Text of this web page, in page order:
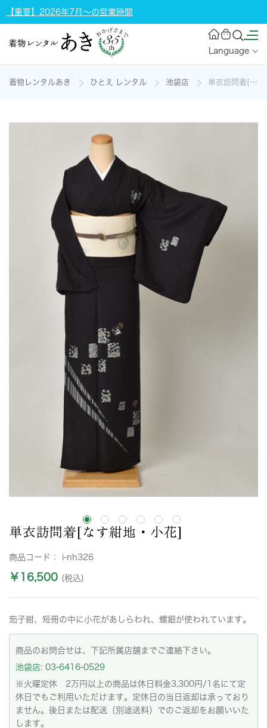
【重要】2026年7月～の営業時間
Language
着物レンタルあき ひとえ レンタル 池袋店 単衣訪問着[なす紺地・小花]の着物レンタル
単衣訪問着[なす紺地・小花]
商品コード： i-nh326
￥16,500 (税込)
茄子紺、短冊の中に小花があしらわれ、螺鈿が使われています。
商品のお問合せは、下記所属店舗までご連絡下さい。
池袋店: 03-6416-0529
※火曜定休 2万円以上の商品は休日料金3,300円/1名にて定
休日でもご利用いただけます。定休日の当日返却は承っており
ません。後日または配送（別途送料）でのご返却をお願いいた
します。